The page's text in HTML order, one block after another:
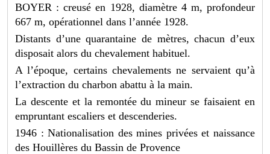
BOYER : creusé en 1928, diamètre 4 m, profondeur
667 m, opérationnel dans l’année 1928.
Distants d’une quarantaine de mètres, chacun d’eux
disposait alors du chevalement habituel.
A l’époque, certains chevalements ne servaient qu’à
l’extraction du charbon abattu à la main.
La descente et la remontée du mineur se faisaient en
empruntant escaliers et descenderies.
1946 : Nationalisation des mines privées et naissance
des Houillères du Bassin de Provence